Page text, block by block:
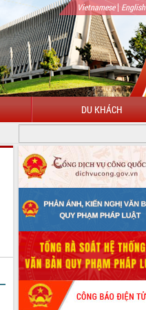
Vietnamese| English
DU KHÁCH